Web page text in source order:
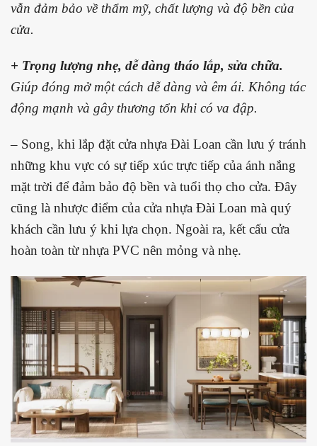
vẫn đảm bảo về thẩm mỹ, chất lượng và độ bền của
cửa.
+ Trọng lượng nhẹ, dễ dàng tháo lắp, sửa chữa.
Giúp đóng mở một cách dễ dàng và êm ái. Không tác
động mạnh và gây thương tổn khi có va đập.
– Song, khi lắp đặt cửa nhựa Đài Loan cần lưu ý tránh
những khu vực có sự tiếp xúc trực tiếp của ánh nắng
mặt trời để đảm bảo độ bền và tuổi thọ cho cửa. Đây
cũng là nhược điểm của cửa nhựa Đài Loan mà quý
khách cần lưu ý khi lựa chọn. Ngoài ra, kết cấu cửa
hoàn toàn từ nhựa PVC nên mỏng và nhẹ.